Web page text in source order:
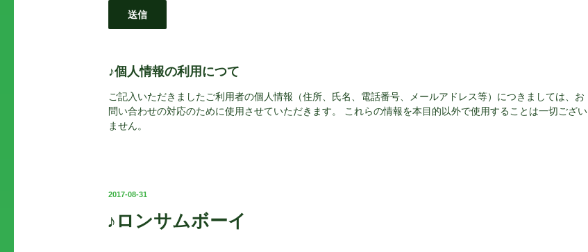
♪個人情報の利用につて
ご記入いただきましたご利用者の個人情報（住所、氏名、電話番号、メールアドレス等）につきましては、お
問い合わせの対応のために使用させていただきます。 これらの情報を本目的以外で使用することは一切ござい
ません。
投
日:
2017-08-31
♪ロンサムボーイ